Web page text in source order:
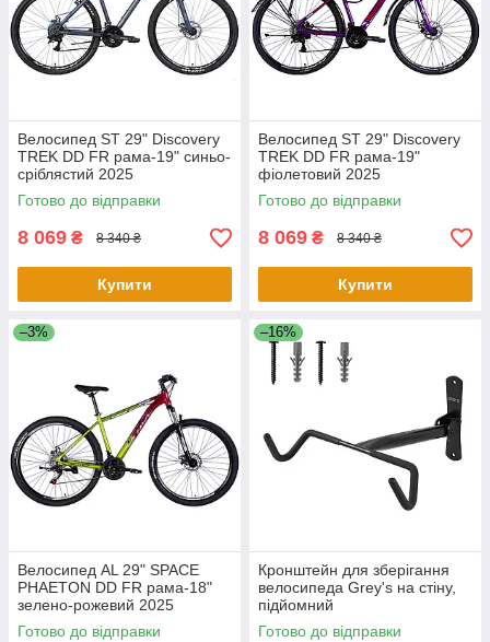
Велосипед ST 29" Discovery
TREK DD FR рама-19" синьо-
сріблястий 2025
Готово до відправки
8 069 ₴ 8 340 ₴
Купити
Велосипед ST 29" Discovery
TREK DD FR рама-19"
фіолетовий 2025
Готово до відправки
8 069 ₴ 8 340 ₴
Купити
–3%
Велосипед AL 29" SPACE
PHAETON DD FR рама-18"
зелено-рожевий 2025
Готово до відправки
–16%
Кронштейн для зберігання
велосипеда Grey's на стіну,
підйомний
Готово до відправки